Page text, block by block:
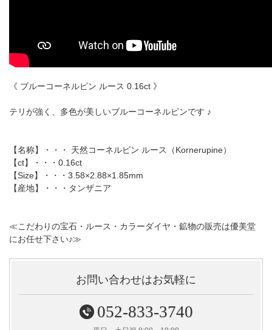
《 ブルーコーネルピン ルース 0.16ct 》
テリが強く、多色が美しいブルーコーネルピンです ♪
【名称】・・・ 天然コーネルピン ルース（Kornerupine）
【ct】・・・0.16ct
【Size】・・・3.58×2.88×1.85mm
【産地】・・・タンザニア
≪こだわりの宝石・ルース・カラーダイヤ・鉱物の販売は優美堂
にお任せ下さい♪≫
お問い合わせはお気軽に
052-833-3740